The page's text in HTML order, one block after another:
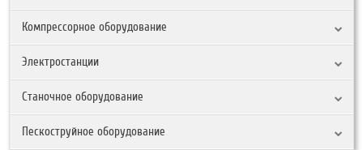
Компрессорное оборудование
Электростанции
Станочное оборудование
Пескоструйное оборудование